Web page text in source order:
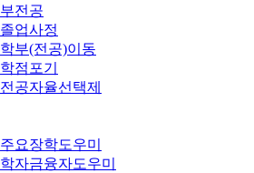
부전공
졸업사정
학부(전공)이동
학점포기
전공자율선택제
주요장학도우미
학자금융자도우미